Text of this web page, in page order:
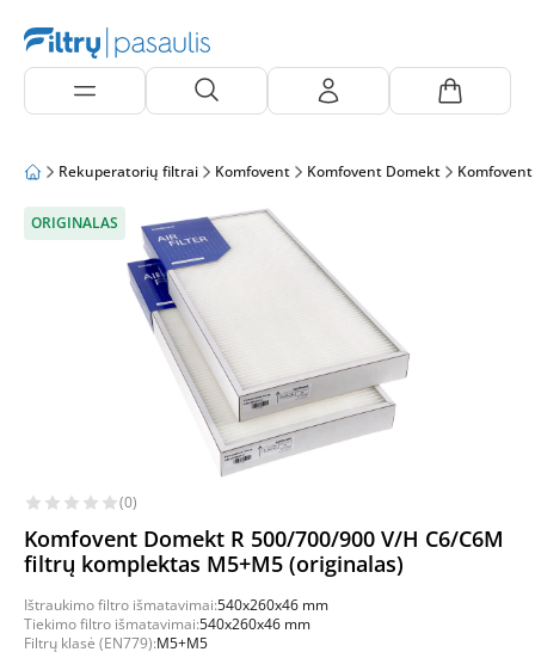
Rekuperatorių filtrai Komfovent Komfovent Domekt
ORIGINALAS
(0)
Komfovent Domekt R 500/700/900 V/H C6/C6M
filtrų komplektas M5+M5 (originalas)
Ištraukimo filtro išmatavimai:540x260x46 mm
Tiekimo filtro išmatavimai:540x260x46 mm
Filtrų klasė (EN779):M5+M5